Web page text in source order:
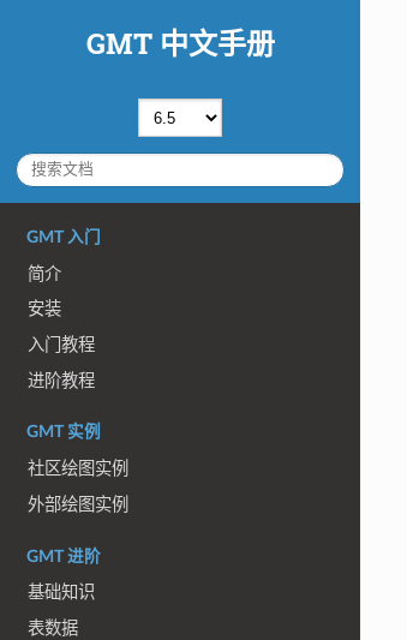
GMT 中文手册
GMT 入门
简介
安装
入门教程
进阶教程
GMT 实例
社区绘图实例
外部绘图实例
GMT 进阶
基础知识
表数据